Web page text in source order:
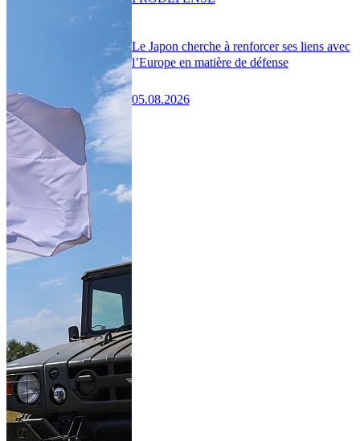
Le Japon cherche à renforcer ses liens avec
l’Europe en matière de défense
05.08.2026